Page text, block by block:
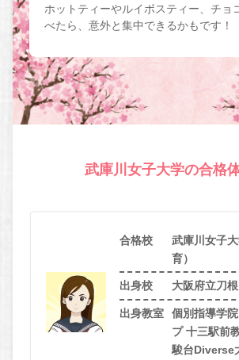
ホットティーやルイボスティー、チョ
べたら、意外と集中できるかもです！
武庫川女子大学の合格
合格校
武庫川女子
育）
出身校 大阪府立刀
出身教室
個別指導学
プ 十三駅前
駿台Diverse